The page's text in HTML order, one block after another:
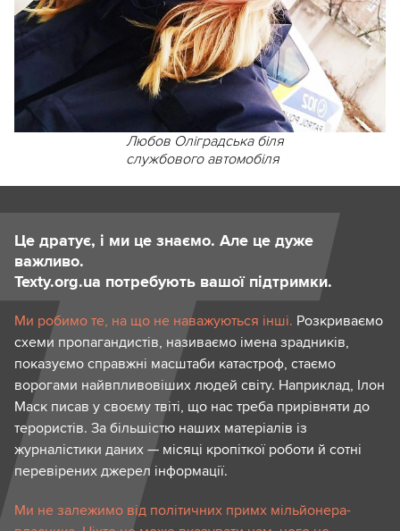
Любов Оліградська біля
службового автомобіля
Це дратує, і ми це знаємо. Але це дуже
важливо.
Texty.org.ua потребують вашої підтримки.
Ми робимо те, на що не наважуються інші. Розкриваємо
схеми пропагандистів, називаємо імена зрадників,
показуємо справжні масштаби катастроф, стаємо
ворогами найвпливовіших людей світу. Наприклад, Ілон
Маск писав у своєму твіті, що нас треба прирівняти до
терористів. За більшістю наших матеріалів із
журналістики даних — місяці кропіткої роботи й сотні
перевірених джерел інформації.
Ми не залежимо від політичних примх мільйонера-